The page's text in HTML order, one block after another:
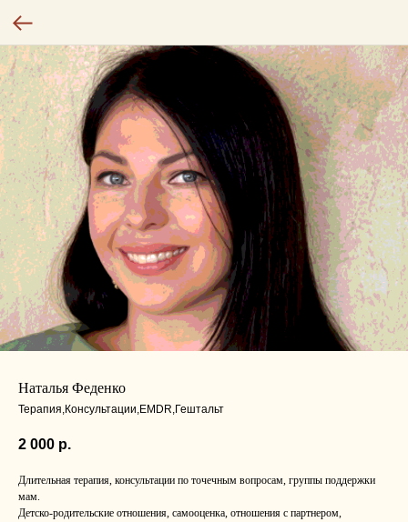
Наталья Феденко
Терапия,Консультации,EMDR,Гештальт
2 000 р.
Длительная терапия, консультации по точечным вопросам, группы поддержки
мам.
Детско-родительские отношения, самооценка, отношения с партнером,